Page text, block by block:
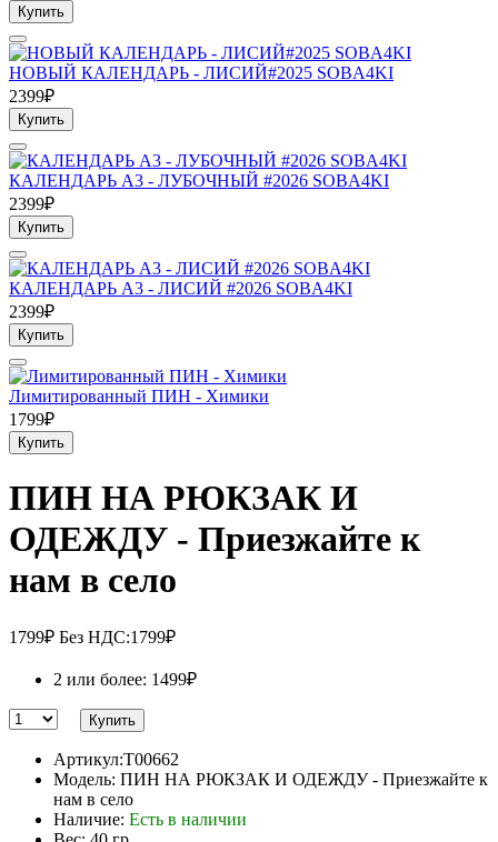
Купить
НОВЫЙ КАЛЕНДАРЬ - ЛИСИЙ#2025 SOBA4KI
2399₽
Купить
КАЛЕНДАРЬ А3 - ЛУБОЧНЫЙ #2026 SOBA4KI
2399₽
Купить
КАЛЕНДАРЬ А3 - ЛИСИЙ #2026 SOBA4KI
2399₽
Купить
Лимитированный ПИН - Химики
1799₽
Купить
ПИН НА РЮКЗАК И
ОДЕЖДУ - Приезжайте к
нам в село
1799₽ Без НДС:1799₽
2 или более: 1499₽
Купить
Артикул:T00662
Модель: ПИН НА РЮКЗАК И ОДЕЖДУ - Приезжайте к
нам в село
Наличие: Есть в наличии